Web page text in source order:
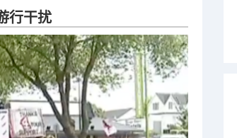
行干扰